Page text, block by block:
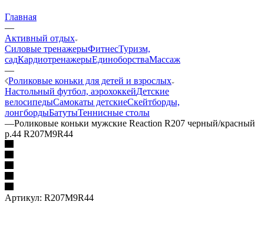
Главная
—
Активный отдых
Силовые тренажерыФитнесТуризм,
садКардиотренажерыЕдиноборстваМассаж
—
Роликовые коньки для детей и взрослых
Настольный футбол, аэрохоккейДетские
велосипедыСамокаты детскиеСкейтборды,
лонгбордыБатутыТеннисные столы
—Роликовые коньки мужские Reaction R207 черный/красный
р.44 R207M9R44
Артикул: R207M9R44